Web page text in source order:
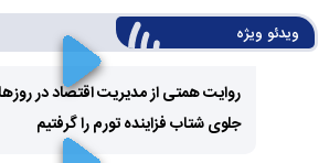
ویدئو ویژه
Play
روایت همتی از مدیریت اقتصاد در
جلوی شتاب فزاینده تورم را گرفتیم